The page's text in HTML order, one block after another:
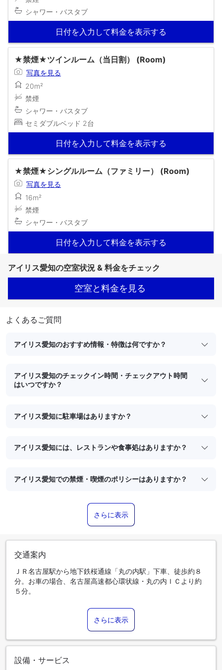
シャワー・バスタブ
日付を入力して料金を表示する
★禁煙★ツインルーム（当日割） (Room)
写真を見る
20m²
禁煙
シャワー・バスタブ
セミダブルベッド 2台
日付を入力して料金を表示する
★禁煙★シングルルーム（ファミリー） (Room)
写真を見る
16m²
禁煙
シャワー・バスタブ
日付を入力して料金を表示する
アイリス愛知の空室状況 & 料金をチェック
空室と料金を見る
よくあるご質問
アイリス愛知のおすすめ情報・特徴は何ですか？
アイリス愛知のチェックイン時間・チェックアウト時間
はいつですか？
アイリス愛知に駐車場はありますか？
アイリス愛知には、レストランや食事処はありますか？
アイリス愛知での禁煙・喫煙のポリシーはありますか？
さらに表示
交通案内
ＪＲ名古屋駅から地下鉄桜通線「丸の内駅」下車、徒歩約８
分。お車の場合、名古屋高速都心環状線・丸の内ＩＣより約
５分。
さらに表示
設備・サービス